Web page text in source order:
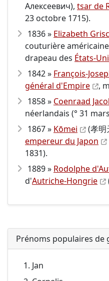
Алексеевич), tsar de
23 octobre 1715).
1836 » Elizabeth
couturière
drapeau des États-
1842 » François-
général d'Empire
,
1858 » Coenraad
néerlandais (° 31
1867 » Kōmei
(孝明
empereur du Japon
1831).
1889 » Rodolphe
d'Autriche-Hongrie
Prénoms populaires de
Jan